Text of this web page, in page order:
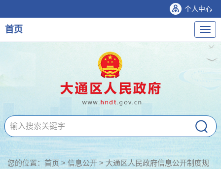
个人中心
导
航
首页
您的位置： 首页>信息公开> 大通区人民政府信息公开制度规